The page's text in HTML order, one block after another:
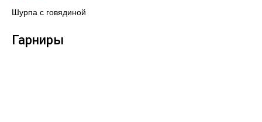
Шурпа с говядиной
Гарниры